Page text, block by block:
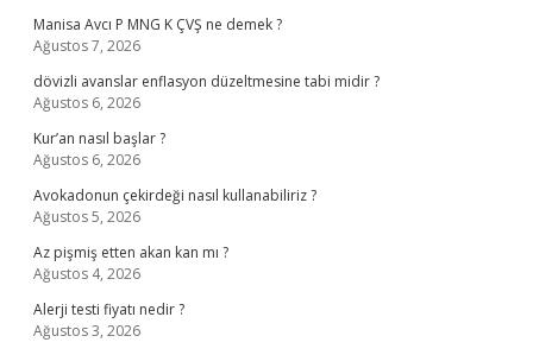
Manisa Avcı P MNG K ÇVŞ ne demek ?
Ağustos 7, 2026
dövizli avanslar enflasyon düzeltmesine tabi midir ?
Ağustos 6, 2026
Kur’an nasıl başlar ?
Ağustos 6, 2026
Avokadonun çekirdeği nasıl kullanabiliriz ?
Ağustos 5, 2026
Az pişmiş etten akan kan mı ?
Ağustos 4, 2026
Alerji testi fiyatı nedir ?
Ağustos 3, 2026